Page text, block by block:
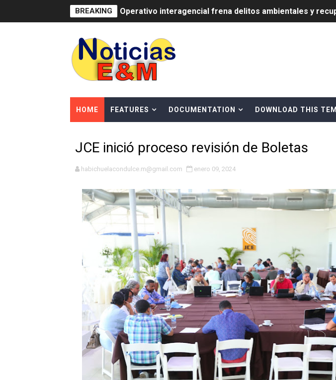
BREAKING Operativo interagencial frena delitos ambientales y
Ministerio de Defensa siembra esperanza y protege el
MICM y CECCOM retienen 213,355 galones de
Bienes Nacionales recauda más de RD 57 millones en
Residentes en San Juan beneficiados con jornada
El magistrado Henry Molina decidió no seguir en la
​Domingo Plácido critica la situación económica y califica
Graduación XII Promoción Servicio Militar Voluntario
Fellito Suberví asegura en Carolina Mejía RD tiene la
Hipótesis policial sobre atentado a balazos en la
CESDN urge fortalecer el sistema eléctrico ante
Cacerolazos, gomas quemadas y bombas lagrimógenas:
Roberto Ángel Salcedo anuncia festival cultural para la
Roberto Ángel Salcedo anuncia festival cultural para la
Respuesta oportuna de Propeep permite a familia de La
Juramentan a Angelina Biviana Riveiro como nueva
HOME FEATURES DOCUMENTATION DOWNLOAD THIS
JCE inició proceso revisión de Boletas
habichuelacondulce.m@gmail.com enero 09, 2024